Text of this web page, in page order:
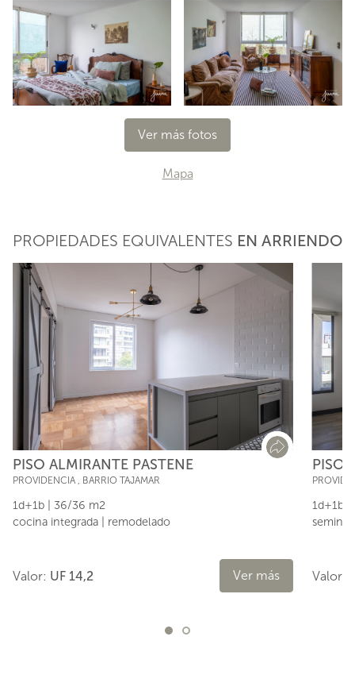
Ver más fotos
Mapa
PROPIEDADES EQUIVALENTES EN ARRIENDO
PISO ALMIRANTE PASTENE
PROVIDENCIA, BARRIO TAJAMAR
1d+1b | 36/36 m2
cocina integrada | remodelado
Valor: UF 14,2 Ver más
PISO
1d+1b |
Valor: